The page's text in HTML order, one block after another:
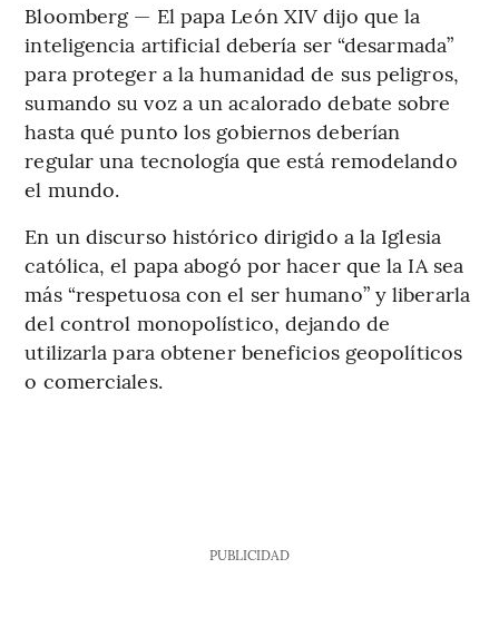
Bloomberg — El papa León XIV dijo que la
inteligencia artificial debería ser “desarmada”
para proteger a la humanidad de sus peligros,
sumando su voz a un acalorado debate sobre
hasta qué punto los gobiernos deberían
regular una tecnología que está remodelando
el mundo.
En un discurso histórico dirigido a la Iglesia
católica, el papa abogó por hacer que la IA sea
más “respetuosa con el ser humano” y liberarla
del control monopolístico, dejando de
utilizarla para obtener beneficios geopolíticos
o comerciales.
PUBLICIDAD